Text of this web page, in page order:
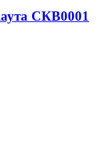
СКВ0001